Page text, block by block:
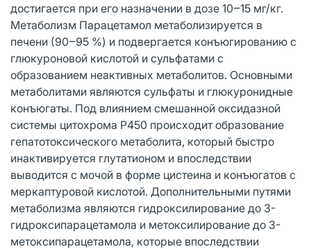
достигается при его назначении в дозе 10‒15 мг/кг.
Метаболизм Парацетамол метаболизируется в
печени (90‒95 %) и подвергается конъюгированию с
глюкуроновой кислотой и сульфатами с
образованием неактивных метаболитов. Основными
метаболитами являются сульфаты и глюкуронидные
конъюгаты. Под влиянием смешанной оксидазной
системы цитохрома Р450 происходит образование
гепатотоксического метаболита, который быстро
инактивируется глутатионом и впоследствии
выводится с мочой в форме цистеина и конъюгатов с
меркаптуровой кислотой. Дополнительными путями
метаболизма являются гидроксилирование до 3-
гидроксипарацетамола и метоксилирование до 3-
метоксипарацетамола, которые впоследствии